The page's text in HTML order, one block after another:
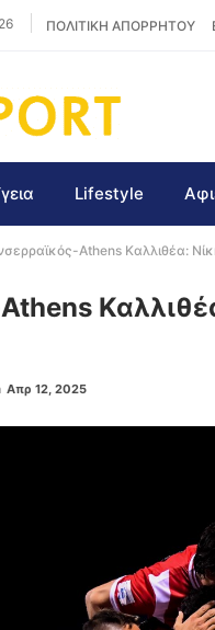
ΠΟΛΙΤΙΚΗ ΑΠΟΡΡΗΤΟΥ
Lifestyle
Athens Καλλιθέα:
Απρ 12, 2025